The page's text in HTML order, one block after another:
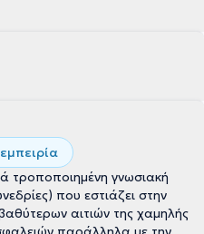
τροποποιημένη γνωσιακή
που εστιάζει στην
αιτιών της χαμηλής